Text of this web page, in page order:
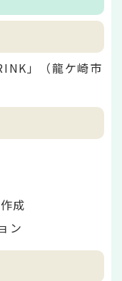
」（龍ケ崎市
成
ン